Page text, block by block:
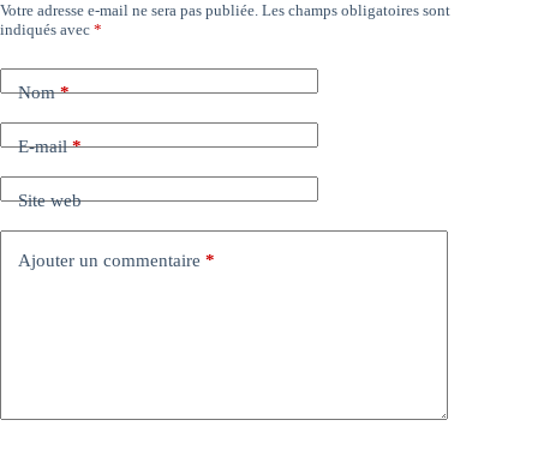
Votre adresse e-mail ne sera pas publiée. Les champs obligatoires sont
indiqués avec *
Nom*
E-mail*
Site web
Ajouter un commentaire *